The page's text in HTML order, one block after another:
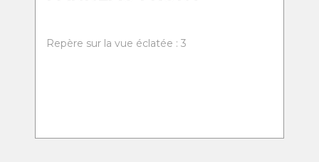
Repère sur la vue éclatée : 3